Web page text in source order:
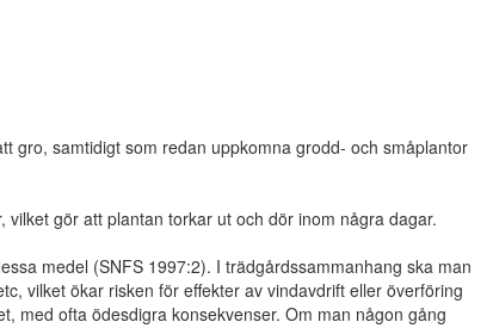
gro, samtidigt som redan uppkomna grodd- och småplantor
gör att plantan torkar ut och dör inom några dagar.
medel (SNFS 1997:2). I trädgårdssammanhang ska man
vilket ökar risken för effekter av vindavdrift eller överföring
med ofta ödesdigra konsekvenser. Om man någon gång